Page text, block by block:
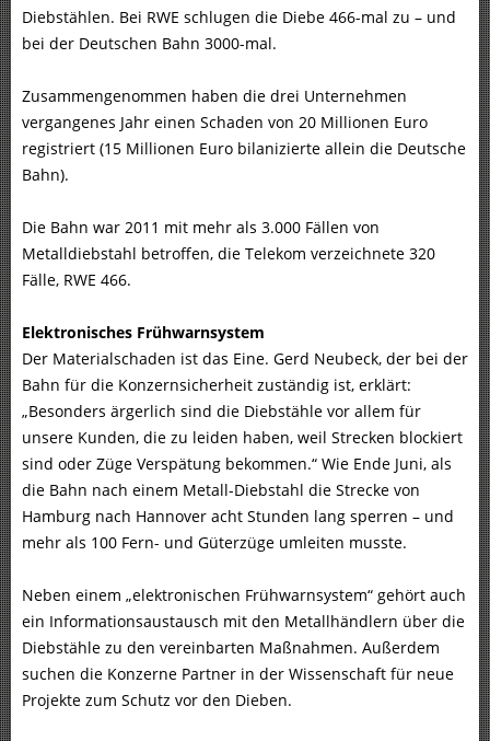
Diebstählen. Bei RWE schlugen die Diebe 466-mal zu – und
bei der Deutschen Bahn 3000-mal.
Zusammengenommen haben die drei Unternehmen
vergangenes Jahr einen Schaden von 20 Millionen Euro
registriert (15 Millionen Euro bilanizierte allein die Deutsche
Bahn).
Die Bahn war 2011 mit mehr als 3.000 Fällen von
Metalldiebstahl betroffen, die Telekom verzeichnete 320
Fälle, RWE 466.
Elektronisches Frühwarnsystem
Der Materialschaden ist das Eine. Gerd Neubeck, der bei der
Bahn für die Konzernsicherheit zuständig ist, erklärt:
„Besonders ärgerlich sind die Diebstähle vor allem für
unsere Kunden, die zu leiden haben, weil Strecken blockiert
sind oder Züge Verspätung bekommen.“ Wie Ende Juni, als
die Bahn nach einem Metall-Diebstahl die Strecke von
Hamburg nach Hannover acht Stunden lang sperren – und
mehr als 100 Fern- und Güterzüge umleiten musste.
Neben einem „elektronischen Frühwarnsystem“ gehört auch
ein Informationsaustausch mit den Metallhändlern über die
Diebstähle zu den vereinbarten Maßnahmen. Außerdem
suchen die Konzerne Partner in der Wissenschaft für neue
Projekte zum Schutz vor den Dieben.